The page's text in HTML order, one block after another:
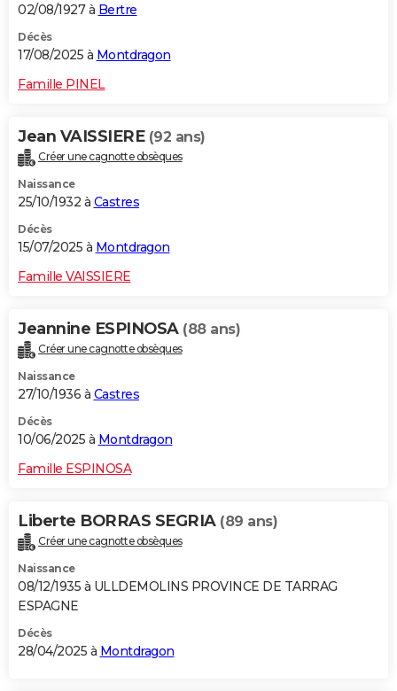
02/08/1927 à Bertre
Décès
17/08/2025 à Montdragon
Famille PINEL
Jean VAISSIERE (92 ans)
Créer une cagnotte obsèques
Naissance
25/10/1932 à Castres
Décès
15/07/2025 à Montdragon
Famille VAISSIERE
Jeannine ESPINOSA (88 ans)
Créer une cagnotte obsèques
Naissance
27/10/1936 à Castres
Décès
10/06/2025 à Montdragon
Famille ESPINOSA
Liberte BORRAS SEGRIA (89 ans)
Créer une cagnotte obsèques
Naissance
08/12/1935 à ULLDEMOLINS PROVINCE DE TARRAG
ESPAGNE
Décès
28/04/2025 à Montdragon